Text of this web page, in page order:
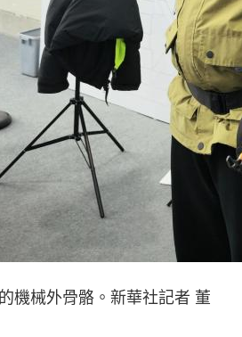
機械外骨骼。新華社記者 董